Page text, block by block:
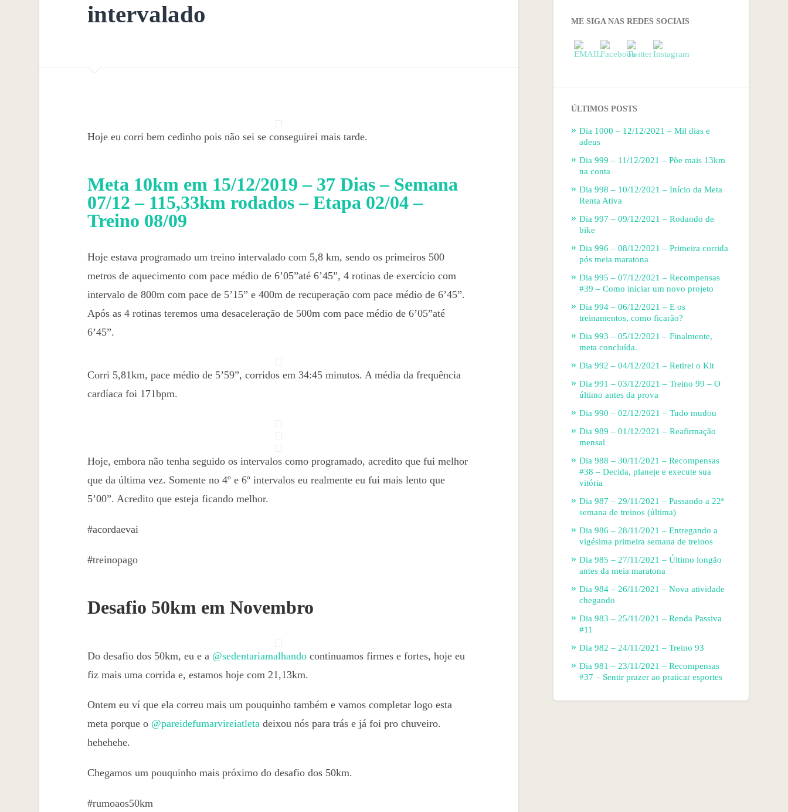
intervalado
Hoje eu corri bem cedinho pois não sei se conseguirei mais tarde.
Meta 10km em 15/12/2019 – 37 Dias – Semana
07/12 – 115,33km rodados – Etapa 02/04 –
Treino 08/09
Hoje estava programado um treino intervalado com 5,8 km, sendo os primeiros 500
metros de aquecimento com pace médio de 6’05”até 6’45”, 4 rotinas de exercício com
intervalo de 800m com pace de 5’15” e 400m de recuperação com pace médio de 6’45”.
Após as 4 rotinas teremos uma desaceleração de 500m com pace médio de 6’05”até
6’45”.
Corri 5,81km, pace médio de 5’59”, corridos em 34:45 minutos. A média da frequência
cardíaca foi 171bpm.
Hoje, embora não tenha seguido os intervalos como programado, acredito que fui melhor
que da última vez. Somente no 4º e 6º intervalos eu realmente eu fui mais lento que
5’00”. Acredito que esteja ficando melhor.
#acordaevai
#treinopago
Desafio 50km em Novembro
Do desafio dos 50km, eu e a @sedentariamalhandocontinuamos firmes e fortes, hoje eu
fiz mais uma corrida e, estamos hoje com 21,13km.
Ontem eu ví que ela correu mais um pouquinho também e vamos completar logo esta
meta porque o @pareidefumarvireiatletadeixou nós para trás e já foi pro chuveiro.
hehehehe.
Chegamos um pouquinho mais próximo do desafio dos 50km.
#rumoaos50km
ME SIGA NAS REDES SOCIAIS
ÚLTIMOS POSTS
Dia 1000 – 12/12/2021 – Mil dias e
adeus
Dia 999 – 11/12/2021 – Põe mais 13km
na conta
Dia 998 – 10/12/2021 – Início da Meta
Renta Ativa
Dia 997 – 09/12/2021 – Rodando de
bike
Dia 996 – 08/12/2021 – Primeira corrida
pós meia maratona
Dia 995 – 07/12/2021 – Recompensas
#39 – Como iniciar um novo projeto
Dia 994 – 06/12/2021 – E os
treinamentos, como ficarão?
Dia 993 – 05/12/2021 – Finalmente,
meta concluída.
Dia 992 – 04/12/2021 – Retirei o Kit
Dia 991 – 03/12/2021 – Treino 99 – O
último antes da prova
Dia 990 – 02/12/2021 – Tudo mudou
Dia 989 – 01/12/2021 – Reafirmação
mensal
Dia 988 – 30/11/2021 – Recompensas
#38 – Decida, planeje e execute sua
vitória
Dia 987 – 29/11/2021 – Passando a 22ª
semana de treinos (última)
Dia 986 – 28/11/2021 – Entregando a
vigésima primeira semana de treinos
Dia 985 – 27/11/2021 – Último longão
antes da meia maratona
Dia 984 – 26/11/2021 – Nova atividade
chegando
Dia 983 – 25/11/2021 – Renda Passiva
#11
Dia 982 – 24/11/2021 – Treino 93
Dia 981 – 23/11/2021 – Recompensas
#37 – Sentir prazer ao praticar esportes